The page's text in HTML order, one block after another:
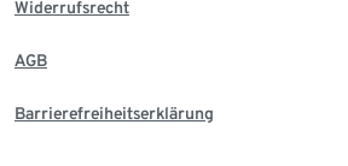
Widerrufsrecht
AGB
Barrierefreiheitserklärung